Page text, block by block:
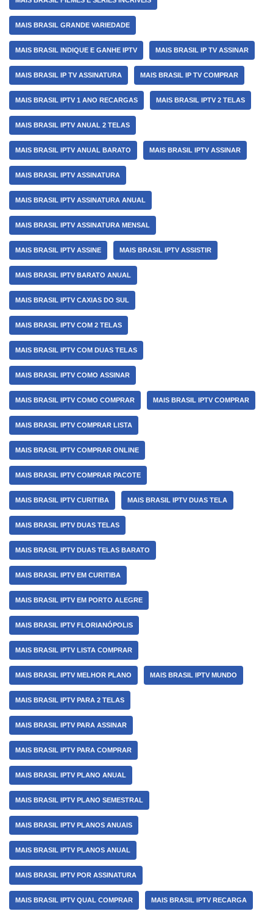
MAIS BRASIL GRANDE VARIEDADE
MAIS BRASIL INDIQUE E GANHE IPTV MAIS BRASIL IP TV ASSINAR
MAIS BRASIL IP TV ASSINATURA MAIS BRASIL IP TV COMPRAR
MAIS BRASIL IPTV 1 ANO RECARGAS MAIS BRASIL IPTV 2 TELAS
MAIS BRASIL IPTV ANUAL 2 TELAS
MAIS BRASIL IPTV ANUAL BARATO MAIS BRASIL IPTV ASSINAR
MAIS BRASIL IPTV ASSINATURA
MAIS BRASIL IPTV ASSINATURA ANUAL
MAIS BRASIL IPTV ASSINATURA MENSAL
MAIS BRASIL IPTV ASSINE MAIS BRASIL IPTV ASSISTIR
MAIS BRASIL IPTV BARATO ANUAL
MAIS BRASIL IPTV CAXIAS DO SUL
MAIS BRASIL IPTV COM 2 TELAS
MAIS BRASIL IPTV COM DUAS TELAS
MAIS BRASIL IPTV COMO ASSINAR
MAIS BRASIL IPTV COMO COMPRAR MAIS BRASIL IPTV COMPRAR
MAIS BRASIL IPTV COMPRAR LISTA
MAIS BRASIL IPTV COMPRAR ONLINE
MAIS BRASIL IPTV COMPRAR PACOTE
MAIS BRASIL IPTV CURITIBA MAIS BRASIL IPTV DUAS TELA
MAIS BRASIL IPTV DUAS TELAS
MAIS BRASIL IPTV DUAS TELAS BARATO
MAIS BRASIL IPTV EM CURITIBA
MAIS BRASIL IPTV EM PORTO ALEGRE
MAIS BRASIL IPTV FLORIANÓPOLIS
MAIS BRASIL IPTV LISTA COMPRAR
MAIS BRASIL IPTV MELHOR PLANO MAIS BRASIL IPTV MUNDO
MAIS BRASIL IPTV PARA 2 TELAS
MAIS BRASIL IPTV PARA ASSINAR
MAIS BRASIL IPTV PARA COMPRAR
MAIS BRASIL IPTV PLANO ANUAL
MAIS BRASIL IPTV PLANO SEMESTRAL
MAIS BRASIL IPTV PLANOS ANUAIS
MAIS BRASIL IPTV PLANOS ANUAL
MAIS BRASIL IPTV POR ASSINATURA
MAIS BRASIL IPTV QUAL COMPRAR MAIS BRASIL IPTV RECARGA